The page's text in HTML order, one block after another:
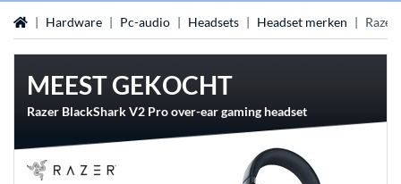
Home Hardware Pc-audio Headsets Headset merken Razer
MEEST GEKOCHT
Razer BlackShark V2 Pro over-ear gaming headset